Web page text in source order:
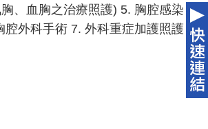
、血胸之治療照護) 5. 胸腔感染
外科手術 7. 外科重症加護照護